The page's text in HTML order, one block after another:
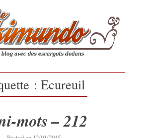
: Ecureuil
mots – 212